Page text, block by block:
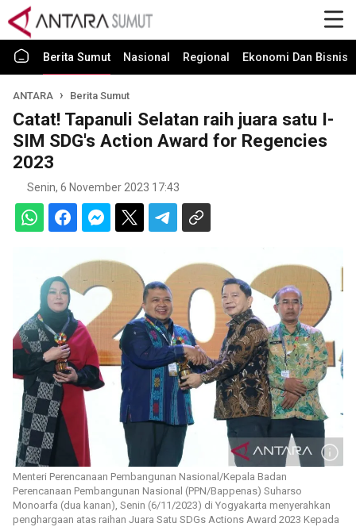
Berita Sumut Nasional Regional Ekonomi Dan Bisnis
ANTARA Berita Sumut
Catat! Tapanuli Selatan raih juara satu I-
SIM SDG's Action Award for Regencies
2023
Senin, 6 November 2023 17:43
Menteri Perencanaan Pembangunan Nasional/Kepala Badan
Perencanaan Pembangunan Nasional (PPN/Bappenas) Suharso
Monoarfa (dua kanan), Senin (6/11/2023) di Yogyakarta menyerahkan
penghargaan atas raihan Juara Satu SDGs Actions Award 2023 Kepada